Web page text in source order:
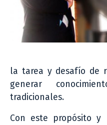
la tarea y desafío de
generar
tradicionales.
Con este propósito y